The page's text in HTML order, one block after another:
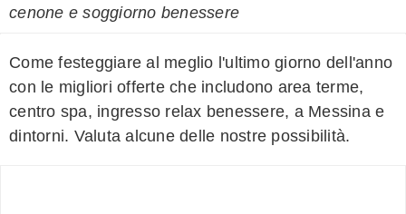
cenone e soggiorno benessere
Come festeggiare al meglio l'ultimo giorno dell'anno
con le migliori offerte che includono area terme,
centro spa, ingresso relax benessere, a Messina e
dintorni. Valuta alcune delle nostre possibilità.